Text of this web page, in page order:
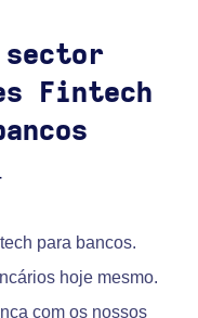
sector
Fintech
para bancos.
hoje mesmo.
com os nossos